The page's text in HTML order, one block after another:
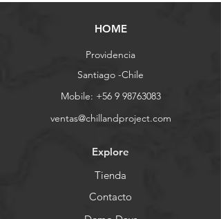
HOME
Providencia
Santiago -Chile
Mobile: +56 9 98763083
ventas@chillandproject.com
Explore
Tienda
Contacto